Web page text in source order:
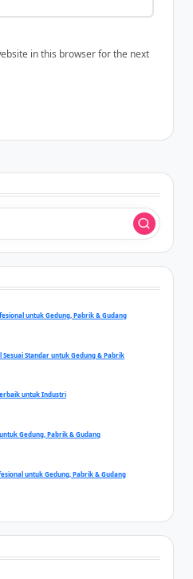
in this browser for the next
untuk Gedung, Pabrik & Gudang
Standar untuk Gedung & Pabrik
untuk Industri
Gedung, Pabrik & Gudang
untuk Gedung, Pabrik & Gudang